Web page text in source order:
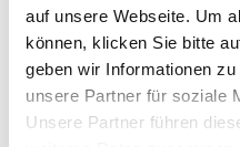
auf unsere Webseite. Um
können, klicken Sie bitte
geben wir Informationen
unsere Partner für soziale
Unsere Partner führen